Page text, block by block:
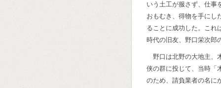
いう土工が服さず、仕事
おもむき、得物を手にし
ることに成功した。これ
時代の旧友、野口栄次郎
野口は北野の大地主、
侠の群に投じて、当時「
のため、請負業者の名に